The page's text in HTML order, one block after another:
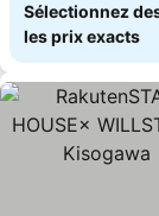
Sélectionnez
les prix exacts